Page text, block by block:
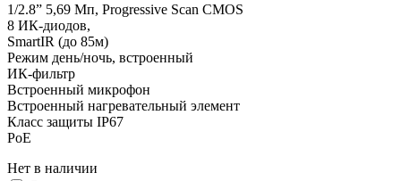
1/2.8” 5,69 Мп, Progressive Scan CMOS
8 ИК-диодов,
SmartIR (до 85м)
Режим день/ночь, встроенный
ИК-фильтр
Встроенный микрофон
Встроенный нагревательный элемент
Класс защиты IР67
PoE
Нет в наличии